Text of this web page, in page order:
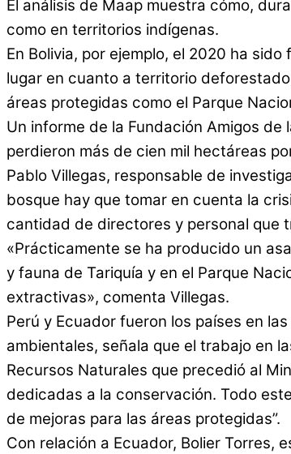
El análisis de Maap muestra cómo,
como en territorios indígenas.
En Bolivia, por ejemplo, el 2020 ha
lugar en cuanto a territorio
áreas protegidas como el Parque
Un informe de la Fundación Amigos
perdieron más de cien mil hectáreas
Pablo Villegas, responsable de
bosque hay que tomar en cuenta la
cantidad de directores y personal que
«Prácticamente se ha producido un
y fauna de Tariquía y en el Parque
extractivas», comenta Villegas.
Perú y Ecuador fueron los países en
ambientales, señala que el trabajo en
Recursos Naturales que precedió al
dedicadas a la conservación. Todo
de mejoras para las áreas protegidas”.
Con relación a Ecuador, Bolier Torres,